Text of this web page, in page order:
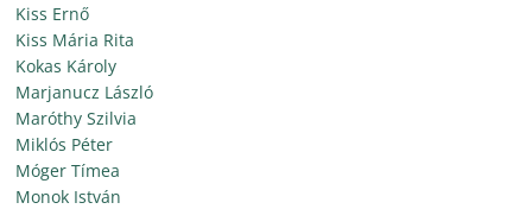
Kiss Ernő
Kiss Mária Rita
Kokas Károly
Marjanucz László
Maróthy Szilvia
Miklós Péter
Móger Tímea
Monok István